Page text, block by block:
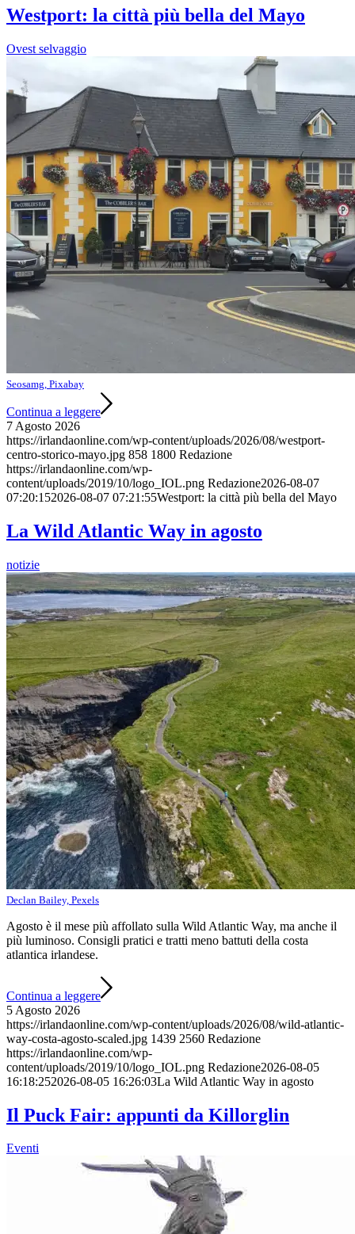
Westport: la città più bella del Mayo
Ovest selvaggio
Seosamg, Pixabay
Continua a leggere
7 Agosto 2026
https://irlandaonline.com/wp-content/uploads/2026/08/westport-
centro-storico-mayo.jpg 858 1800 Redazione
https://irlandaonline.com/wp-
content/uploads/2019/10/logo_IOL.png Redazione2026-08-07
07:20:152026-08-07 07:21:55Westport: la città più bella del Mayo
La Wild Atlantic Way in agosto
notizie
Declan Bailey, Pexels
Agosto è il mese più affollato sulla Wild Atlantic Way, ma anche il
più luminoso. Consigli pratici e tratti meno battuti della costa
atlantica irlandese.
Continua a leggere
5 Agosto 2026
https://irlandaonline.com/wp-content/uploads/2026/08/wild-atlantic-
way-costa-agosto-scaled.jpg 1439 2560 Redazione
https://irlandaonline.com/wp-
content/uploads/2019/10/logo_IOL.png Redazione2026-08-05
16:18:252026-08-05 16:26:03La Wild Atlantic Way in agosto
Il Puck Fair: appunti da Killorglin
Eventi